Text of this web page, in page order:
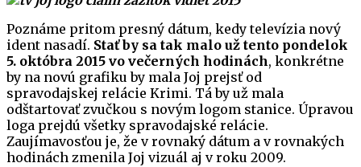
Poznáme pritom presný dátum, kedy televízia nový
ident nasadí. Stať by sa tak malo už tento pondelok
5. októbra 2015 vo večerných hodinách, konkrétne
by na novú grafiku by mala Joj prejsť od
spravodajskej relácie Krimi. Tá by už mala
odštartovať zvučkou s novým logom stanice. Úpravou
loga prejdú všetky spravodajské relácie.
Zaujímavosťou je, že v rovnaký dátum a v rovnakých
hodinách zmenila Joj vizuál aj v roku 2009.